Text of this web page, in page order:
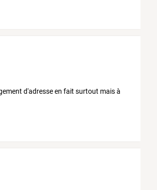
d'adresse en fait surtout mais à